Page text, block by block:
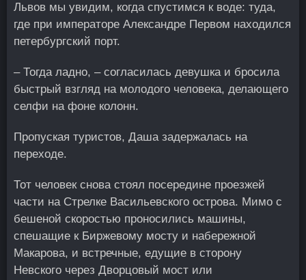
Львов мы увидим, когда спустимся к воде: туда,
где при императоре Александре Первом находился
петербургский порт.
– Тогда ладно, – согласилась девушка и бросила
быстрый взгляд на молодого человека, делающего
селфи на фоне колонн.
Пропуская туристов, Даша задержалась на
переходе.
Тот человек снова стоял посередине проезжей
части на Стрелке Васильевского острова. Мимо с
бешеной скоростью проносились машины,
спешащие к Биржевому мосту и набережной
Макарова, и встречные, едущие в сторону
Невского через Дворцовый мост или